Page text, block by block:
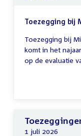
Toezegging bij
Toezegging bij
komt in het
op de evaluatie
1 juli 2026